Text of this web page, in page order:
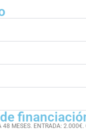
48 MESES. ENTRADA: